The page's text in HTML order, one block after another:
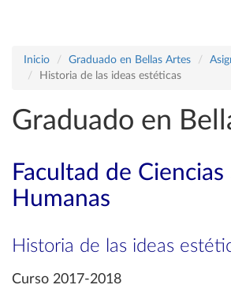
Inicio Graduado en Bellas Artes
Historia de las ideas estéticas
Graduado en
Facultad de Ciencias
Humanas
Historia de las ideas
Curso 2017-2018